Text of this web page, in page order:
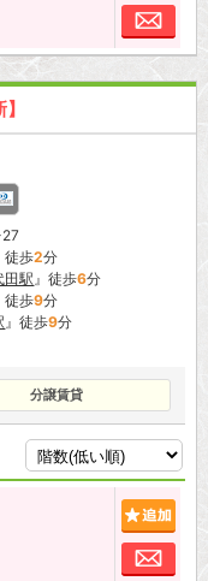
お
徒歩2分
田駅 』徒歩6分
徒歩9分
』徒歩9分
分譲賃貸
お